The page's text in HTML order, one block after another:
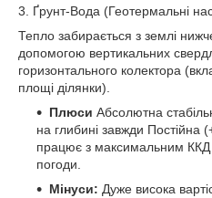
3. Ґрунт-Вода (Геотермальні
Тепло забирається з землі
допомогою вертикальних
горизонтального колектора
площі ділянки).
Плюси Абсолютна
на глибині завжди Постійна
працює з максимальним ККД
погоди.
Мінуси: Дуже висока